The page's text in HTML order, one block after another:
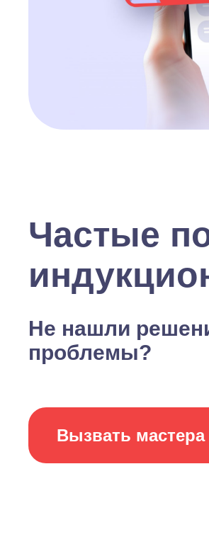
Частые
Не нашли
проблемы?
Вызвать мастера